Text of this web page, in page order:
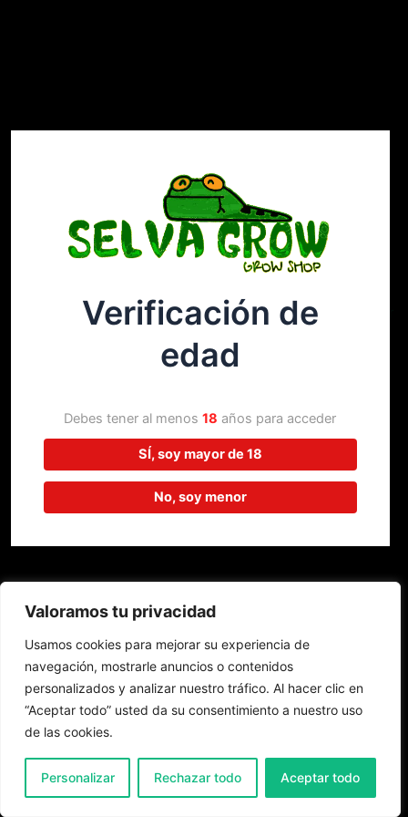
Valoramos tu privacidad
Usamos cookies para mejorar su experiencia de
navegación, mostrarle anuncios o contenidos
personalizados y analizar nuestro tráfico. Al hacer clic en
“Aceptar todo” usted da su consentimiento a nuestro uso
de las cookies.
Personalizar Rechazar todo Aceptar todo
¡Disculpa este desastre! Estamos
trabajando en algo increíble,
¡vuelve pronto!
Verificación de
edad
Debes tener al menos18 años para acceder
SÍ, soy mayor de 18
No, soy menor